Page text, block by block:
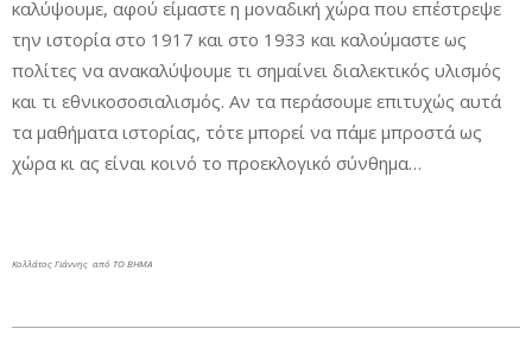
καλύψουμε, αφού είμαστε η μοναδική χώρα που επέστρεψε
την ιστορία στο 1917 και στο 1933 και καλούμαστε ως
πολίτες να ανακαλύψουμε τι σημαίνει διαλεκτικός υλισμός
και τι εθνικοσοσιαλισμός. Αν τα περάσουμε επιτυχώς αυτά
τα μαθήματα ιστορίας, τότε μπορεί να πάμε μπροστά ως
χώρα κι ας είναι κοινό το προεκλογικό σύνθημα…
Κολλάτος Γιάννης από ΤΟ ΒΗΜΑ